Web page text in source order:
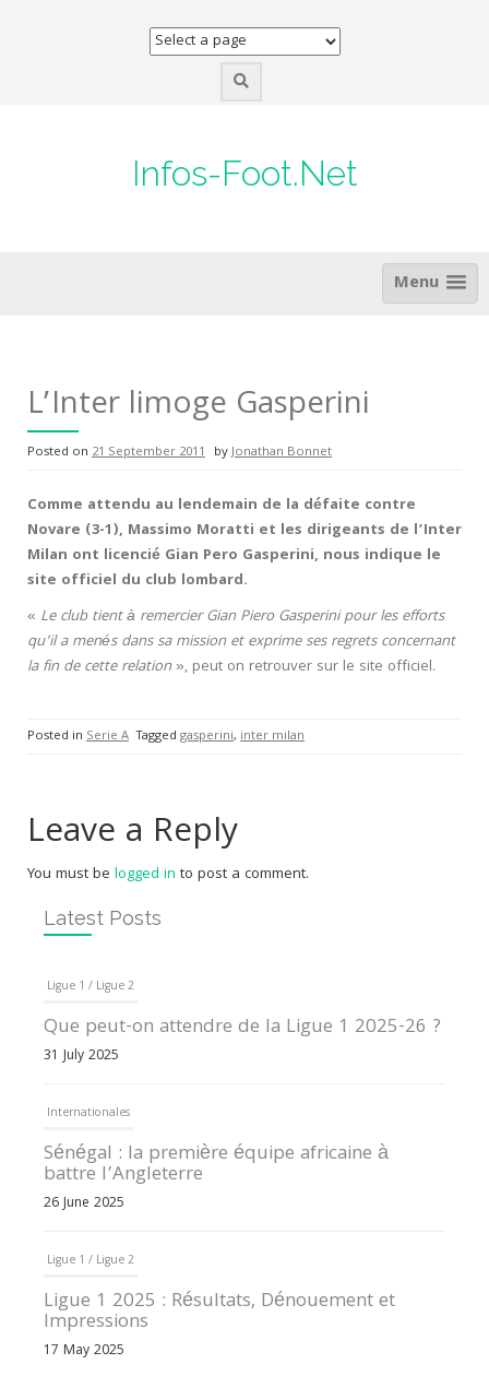
Infos-Foot.Net
Menu
L’Inter limoge Gasperini
Posted on 21 September 2011 byJonathan Bonnet
Comme attendu au lendemain de la défaite contre
Novare (3-1), Massimo Moratti et les dirigeants de l’Inter
Milan ont licencié Gian Pero Gasperini, nous indique le
site officiel du club lombard.
« Le club tient à remercier Gian Piero Gasperini pour les efforts
qu’il a menés dans sa mission et exprime ses regrets concernant
la fin de cette relation», peut on retrouver sur le site officiel.
Posted in Serie A Tagged gasperini, inter milan
Leave a Reply
You must be logged in to post a comment.
Latest Posts
Ligue 1 / Ligue 2
Que peut-on attendre de la Ligue 1 2025-26 ?
31 July 2025
Internationales
Sénégal : la première équipe africaine à
battre l’Angleterre
26 June 2025
Ligue 1 / Ligue 2
Ligue 1 2025 : Résultats, Dénouement et
Impressions
17 May 2025